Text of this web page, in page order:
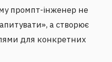
промпт-інженер не
а створює
для конкретних